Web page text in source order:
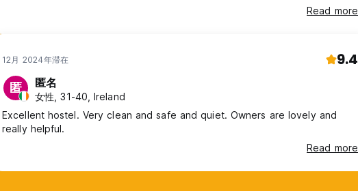
Read more
12月 2024年滞在 9.4
匿 匿名
女性, 31-40, Ireland
Excellent hostel. Very clean and safe and quiet. Owners are lovely and
really helpful.
Read more